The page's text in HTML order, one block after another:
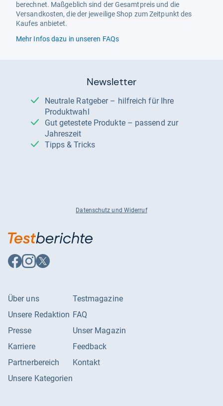
berechnet. Maßgeblich sind der Gesamtpreis und die
Versandkosten, die der jeweilige Shop zum Zeitpunkt des
Kaufes anbietet.
Mehr Infos dazu in unseren FAQs
Newsletter
Neutrale Ratgeber – hilfreich für Ihre
Produktwahl
Gut getestete Produkte – passend zur
Jahreszeit
Tipps & Tricks
Datenschutz und Widerruf
Auf
Facebook
Auf
Instagram
Auf
X
Über uns
Unsere Redaktion
Presse
Karriere
Partnerbereich
Unsere Kategorien
Testmagazine
FAQ
Unser Magazin
Feedback
Kontakt